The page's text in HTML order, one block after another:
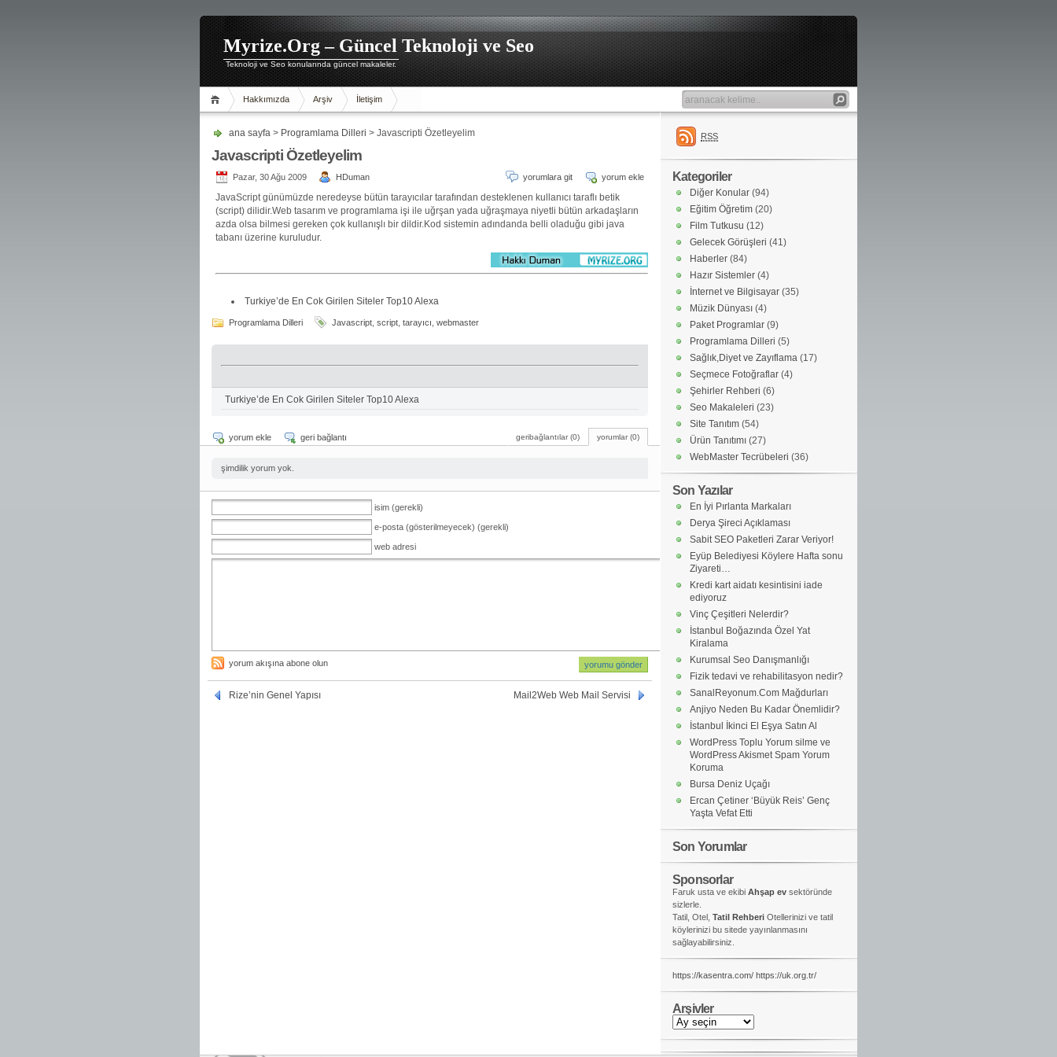
Myrize.Org – Güncel Teknoloji ve Seo
Teknoloji ve Seo konularında güncel makaleler.
Hakkımızda Arşiv İletişim
ana sayfa > Programlama Dilleri > Javascripti Özetleyelim
Javascripti Özetleyelim
Pazar, 30 Ağu 2009 HDuman yorum ekle
yorumlara git
JavaScript günümüzde neredeyse bütün tarayıcılar tarafından desteklenen kullanıcı taraflı betik
(script) dilidir.Web tasarım ve programlama işi ile uğrşan yada uğraşmaya niyetli bütün arkadaşların
azda olsa bilmesi gereken çok kullanışlı bir dildir.Kod sistemin adındanda belli oladuğu gibi java
tabanı üzerine kuruludur.
Turkiye’de En Cok Girilen Siteler Top10 Alexa
Programlama Dilleri Javascript script tarayıcı webmaster
Turkiye’de En Cok Girilen Siteler Top10 Alexa
yorumlar (0)
geribağlantılar (0)
yorum ekle geri bağlantı
şimdilik yorum yok.
isim (gerekli)
e-posta (gösterilmeyecek) (gerekli)
web adresi
yorum akışına abone olun
Rize’nin Genel Yapısı Mail2Web Web Mail Servisi
RSS
Kategoriler
Diğer Konular (94)
Eğitim Öğretim (20)
Film Tutkusu (12)
Gelecek Görüşleri (41)
Haberler (84)
Hazır Sistemler (4)
İnternet ve Bilgisayar (35)
Müzik Dünyası (4)
Paket Programlar (9)
Programlama Dilleri (5)
Sağlık,Diyet ve Zayıflama (17)
Seçmece Fotoğraflar (4)
Şehirler Rehberi (6)
Seo Makaleleri (23)
Site Tanıtım (54)
Ürün Tanıtımı (27)
WebMaster Tecrübeleri (36)
Son Yazılar
En İyi Pırlanta Markaları
Derya Şireci Açıklaması
Sabit SEO Paketleri Zarar Veriyor!
Eyüp Belediyesi Köylere Hafta sonu
Ziyareti…
Kredi kart aidatı kesintisini iade
ediyoruz
Vinç Çeşitleri Nelerdir?
İstanbul Boğazında Özel Yat
Kiralama
Kurumsal Seo Danışmanlığı
Fizik tedavi ve rehabilitasyon nedir?
SanalReyonum.Com Mağdurları
Anjiyo Neden Bu Kadar Önemlidir?
İstanbul İkinci El Eşya Satın Al
WordPress Toplu Yorum silme ve
WordPress Akismet Spam Yorum
Koruma
Bursa Deniz Uçağı
Ercan Çetiner ‘Büyük Reis’ Genç
Yaşta Vefat Etti
Son Yorumlar
Sponsorlar
Faruk usta ve ekibi Ahşap ev sektöründe
sizlerle.
Tatil, Otel, Tatil Rehberi Otellerinizi ve tatil
köylerinizi bu sitede yayınlanmasını
sağlayabilirsiniz.
https://kasentra.com/ https://uk.org.tr/
Arşivler
Arşivler